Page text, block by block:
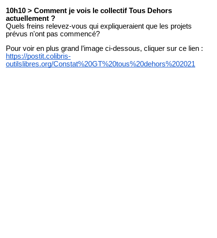
10h10 > Comment je vois le collectif Tous Dehors
actuellement ?
Quels freins relevez-vous qui expliqueraient que les projets
prévus n'ont pas commencé?
Pour voir en plus grand l’image ci-dessous, cliquer sur ce lien :
https://postit.colibris-
outilslibres.org/Constat%20GT%20tous%20dehors%202021